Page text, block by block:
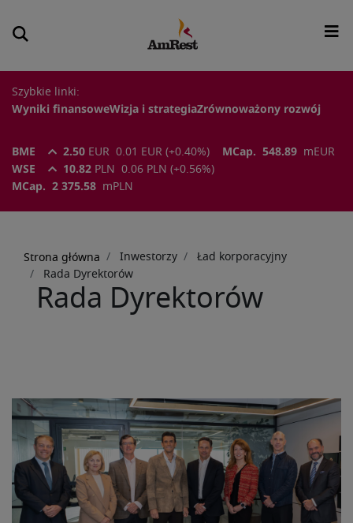
Szybkie linki:
Wyniki finansoweWizja i strategiaZrównoważony rozwój
BME 2.50 EUR 0.01 EUR (+0.40%) MCap. 548.89 m EUR
WSE
10.82 PLN 0.06 PLN (+0.56%)
MCap.
2 375.58 m PLN
Strona główna Inwestorzy
Ład korporacyjny
Rada Dyrektorów
Rada Dyrektorów